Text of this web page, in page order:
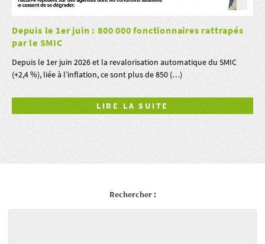
Depuis le 1er juin : 800 000 fonctionnaires rattrapés
par le SMIC
Depuis le 1er juin 2026 et la revalorisation automatique du SMIC
(+2,4 %), liée à l’inflation, ce sont plus de 850 (…)
LIRE LA SUITE
Rechercher :